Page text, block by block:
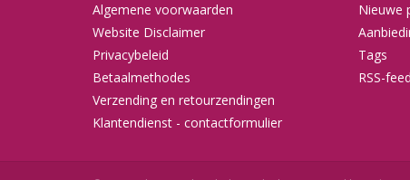
Algemene voorwaarden
Website Disclaimer
Privacybeleid
Betaalmethodes
Verzending en retourzendingen
Klantendienst - contactformulier
Nieuwe
Tags
RSS-feed